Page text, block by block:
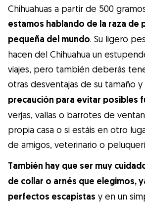
Chihuahuas a partir de 500
estamos hablando de la raza de
pequeña del mundo. Su ligero
hacen del Chihuahua un
viajes, pero también deberás
otras desventajas de su tamaño
precaución para evitar posibles
verjas, vallas o barrotes de
propia casa o si estáis en otro
de amigos, veterinario o
También hay que ser muy
de collar o arnés que elegimos,
perfectos escapistas y en un